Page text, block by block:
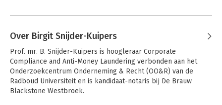
Over Birgit Snijder-Kuipers
Prof. mr. B. Snijder-Kuipers is hoogleraar Corporate
Compliance and Anti-Money Laundering verbonden aan het
Onderzoekcentrum Onderneming & Recht (OO&R) van de
Radboud Universiteit en is kandidaat-notaris bij De Brauw
Blackstone Westbroek.